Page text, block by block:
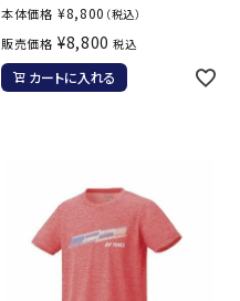
本体価格 ¥8,800 （税込）
販売価格 ¥8,800 税込
カートに入れる